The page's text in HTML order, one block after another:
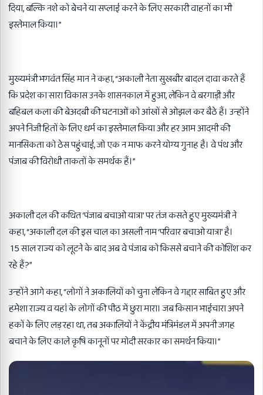
दिया,बल्कि नशे को बेचने या सप्लाई करने के लिए सरकारी वाहनों का भी
इस्तेमाल किया।”
मुख्यमंत्री भगवंत सिंह मान ने कहा, “अकाली नेता सुखबीर बादल दावा करते हैं
कि प्रदेश का सारा विकास उनके शासनकाल में हुआ,लेकिन वे बरगाड़ी और
बहिबल कला की बेअदबी की घटनाओं को आंखों से ओझल कर बैठे हैं। उन्होंने
अपने निजी हितों के लिए धर्म का इस्तेमाल किया और हर आम आदमी की
मानसिकता को ठेस पहुंचाई,जो एक न माफ करने योग्य गुनाह है। वे पंथ और
पंजाब की विरोधी ताकतों के समर्थक हैं।”
अकाली दल की कथित ‘पंजाब बचाओ यात्रा’ पर तंज कसते हुए मुख्यमंत्री ने
कहा, “अकाली दल की इस चाल का असली नाम ‘परिवार बचाओ यात्रा’ है।
15साल राज्य को लूटने के बाद अब वे पंजाब को किससे बचाने की कोशिश कर
रहे हैं?”
उन्होंने आगे कहा, “लोगों ने अकालियों को चुना लेकिन वे गद्दार साबित हुए और
हमेशा राज्य व यहां के लोगों की पीठ में छुरा मारा। जब किसान भाईचारा अपने
हकों के लिए लड़ रहा था,तब अकालियों ने केंद्रीय मंत्रिमंडल में अपनी जगह
बचाने के लिए काले कृषि कानूनों पर मोदी सरकार का समर्थन किया।”